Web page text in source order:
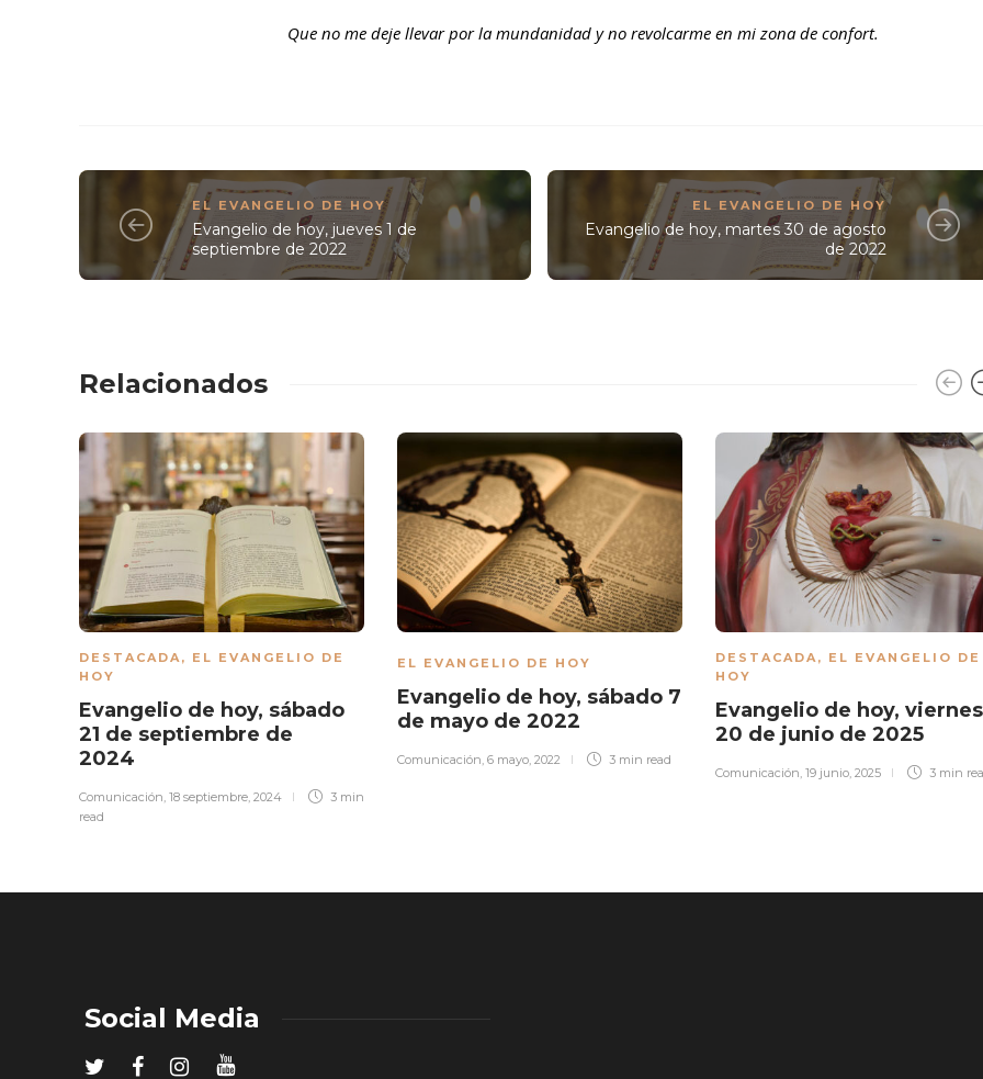
Que no me deje llevar por la mundanidad y no revolcarme en mi zona de confort.
EL EVANGELIO DE HOY
Evangelio de hoy, jueves 1 de
septiembre de 2022
EL EVANGELIO DE HOY
Evangelio de hoy, martes 30 de agosto
de 2022
Relacionados
DESTACADA, EL EVANGELIO DE
HOY
Evangelio de hoy, sábado
21 de septiembre de
2024
Comunicación, 18 septiembre, 2024
3 min
read
EL EVANGELIO DE HOY
Evangelio de hoy, sábado 7
de mayo de 2022
Comunicación, 6 mayo, 2022 3 min read
DESTACADA, EL EVANGELIO DE
HOY
Evangelio de hoy, viernes
20 de junio de 2025
Comunicación, 19 junio, 2025 3 min
Social Media